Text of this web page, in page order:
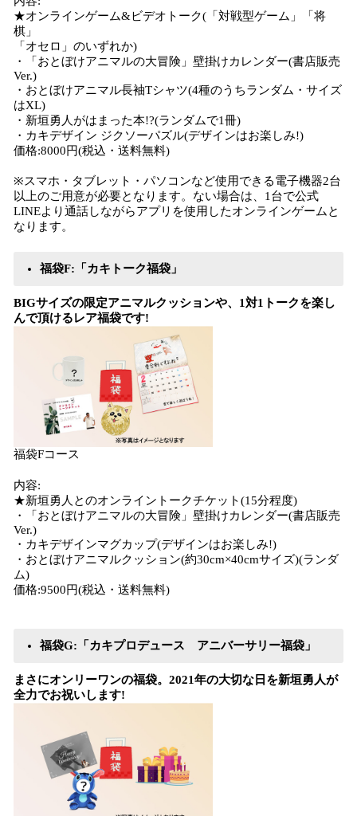
★オンラインゲーム&ビデオトーク(「対戦型ゲーム」「将
棋」
「オセロ」のいずれか)
・「おとぼけアニマルの大冒険」壁掛けカレンダー(書店販売
Ver.)
・おとぼけアニマル長袖Tシャツ(4種のうちランダム・サイズ
はXL)
・新垣勇人がはまった本!?(ランダムで1冊)
・カキデザイン ジクソーパズル(デザインはお楽しみ!)
価格:8000円(税込・送料無料)
※スマホ・タブレット・パソコンなど使用できる電子機器2台
以上のご用意が必要となります。ない場合は、1台で公式
LINEより通話しながらアプリを使用したオンラインゲームと
なります。
福袋F:「カキトーク福袋」
BIGサイズの限定アニマルクッションや、1対1トークを楽し
んで頂けるレア福袋です!
福袋Fコース
内容:
★新垣勇人とのオンライントークチケット(15分程度)
・「おとぼけアニマルの大冒険」壁掛けカレンダー(書店販売
Ver.)
・カキデザインマグカップ(デザインはお楽しみ!)
・おとぼけアニマルクッション(約30cm×40cmサイズ)(ランダ
ム)
価格:9500円(税込・送料無料)
福袋G:「カキプロデュース アニバーサリー福袋」
まさにオンリーワンの福袋。2021年の大切な日を新垣勇人が
全力でお祝いします!